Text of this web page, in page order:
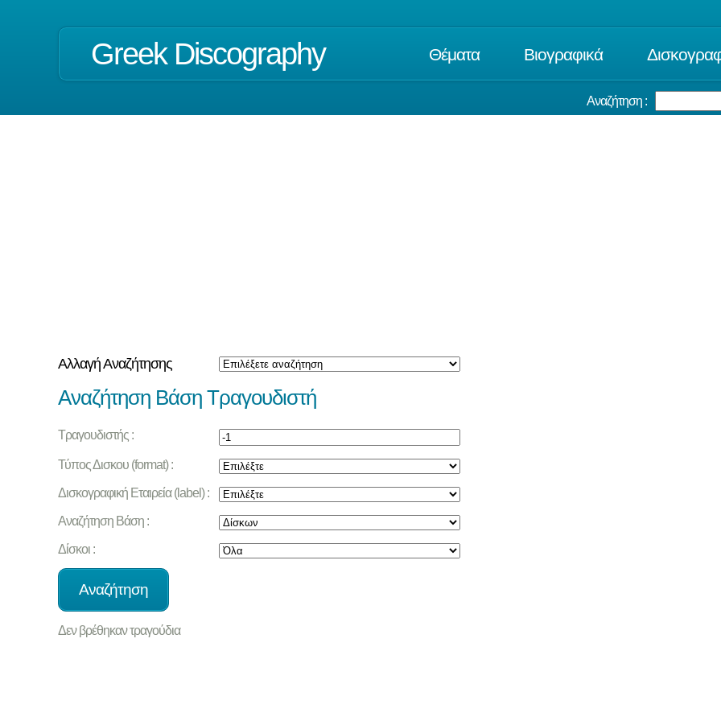
Greek Discography Θέματα Βιογραφικά
Αναζήτηση :
Αλλαγή Αναζήτησης
Αναζήτηση Βάση Τραγουδιστή
Τραγουδιστής :
Τύπος Δισκου (format) :
Δισκογραφική Εταιρεία (label) :
Αναζήτηση Βάση :
Δίσκοι :
Δεν βρέθηκαν τραγούδια